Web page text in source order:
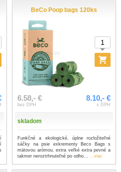
BeCo Poop bags 120ks
6.58,- €
bez DPH
8.10,- €
s DPH
skladom
Funkčné a ekologické, úplne rozložiteľné
sáčky na psie exkrementy Beco Bags s
mätovou arómou. extra veľké extra pevné a
takmer neroztrhnuteľné po odho... ...viac